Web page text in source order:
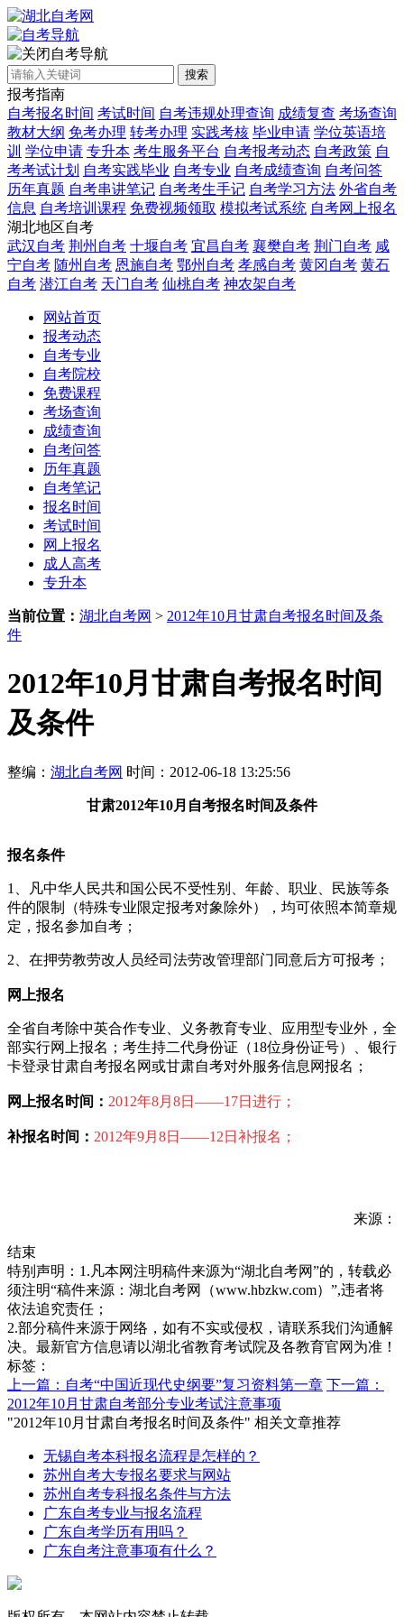
自考导航
搜索
报考指南
自考报名时间 考试时间 自考违规处理查询 成绩复查 考场查询
教材大纲 免考办理 转考办理 实践考核 毕业申请 学位英语培
训 学位申请 专升本 考生服务平台 自考报考动态 自考政策 自
考考试计划 自考实践毕业 自考专业 自考成绩查询 自考问答
历年真题 自考串讲笔记 自考考生手记 自考学习方法 外省自考
信息 自考培训课程 免费视频领取 模拟考试系统 自考网上报名
湖北地区自考
武汉自考 荆州自考 十堰自考 宜昌自考 襄樊自考 荆门自考 咸
宁自考 随州自考 恩施自考 鄂州自考 孝感自考 黄冈自考 黄石
自考 潜江自考 天门自考 仙桃自考 神农架自考
网站首页
报考动态
自考专业
自考院校
免费课程
考场查询
成绩查询
自考问答
历年真题
自考笔记
报名时间
考试时间
网上报名
成人高考
专升本
当前位置： 湖北自考网 > 2012年10月甘肃自考报名时间及条
件
2012年10月甘肃自考报名时间
及条件
整编： 湖北自考网 时间：2012-06-18 13:25:56
甘肃2012年10月 自考报名时间及条件
报名条件
1、凡中华人民共和国公民不受性别、年龄、职业、民族等条
件的限制（特殊专业限定报考对象除外），均可依照本简章规
定，报名参加自考；
2、在押劳教劳改人员经司法劳改管理部门同意后方可报考；
网上报名
全省自考除中英合作专业、义务教育专业、应用型专业外，全
部实行网上报名；考生持二代身份证（18位身份证号）、银行
卡登录甘肃自考报名网或甘肃自考对外服务信息网报名；
网上报名时间： 2012年8月8日——17日进行；
补报名时间： 2012年9月8日——12日补报名；
来源：
结束
特别声明：1.凡本网注明稿件来源为“湖北自考网”的，转载必
须注明“稿件来源：湖北自考网（www.hbzkw.com）”,违者将
依法追究责任；
2.部分稿件来源于网络，如有不实或侵权，请联系我们沟通解
决。最新官方信息请以湖北省教育考试院及各教育官网为准！
标签：
上一篇：自考“中国近现代史纲要”复习资料第一章 下一篇：
2012年10月甘肃自考部分专业考试注意事项
"2012年10月甘肃自考报名时间及条件" 相关文章推荐
无锡自考本科报名流程是怎样的？
苏州自考大专报名要求与网站
苏州自考专科报名条件与方法
广东自考专业与报名流程
广东自考学历有用吗？
广东自考注意事项有什么？